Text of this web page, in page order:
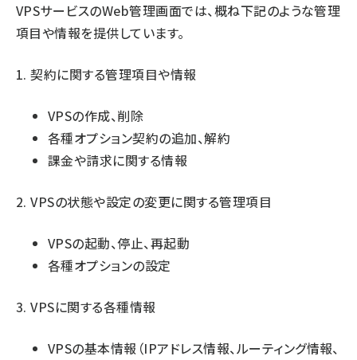
VPSサービスのWeb管理画面では、概ね下記のような管理
項目や情報を提供しています。
1. 契約に関する管理項目や情報
VPSの作成、削除
各種オプション契約の追加、解約
課金や請求に関する情報
2. VPSの状態や設定の変更に関する管理項目
VPSの起動、停止、再起動
各種オプションの設定
3. VPSに関する各種情報
VPSの基本情報（IPアドレス情報、ルーティング情報、